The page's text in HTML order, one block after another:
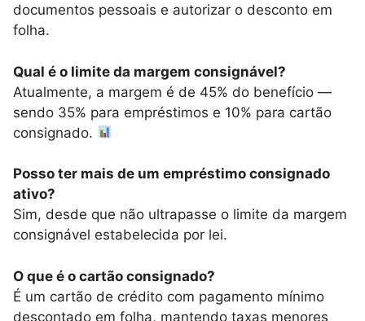
documentos pessoais e autorizar o desconto em
folha.
Qual é o limite da margem consignável?
Atualmente, a margem é de 45% do benefício —
sendo 35% para empréstimos e 10% para cartão
consignado.
Posso ter mais de um empréstimo consignado
ativo?
Sim, desde que não ultrapasse o limite da margem
consignável estabelecida por lei.
O que é o cartão consignado?
É um cartão de crédito com pagamento mínimo
descontado em folha, mantendo taxas menores